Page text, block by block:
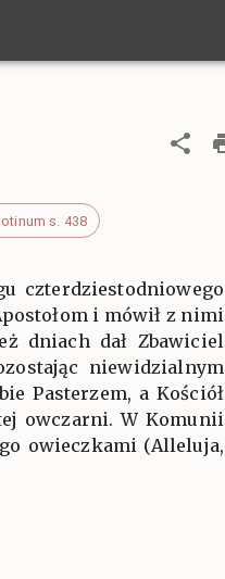
s. 438
czterdziestodniowego
i mówił z nimi
dniach dał Zbawiciel
niewidzialnym
Pasterzem, a Kościół
owczarni. W Komunii
owieczkami (Alleluja,